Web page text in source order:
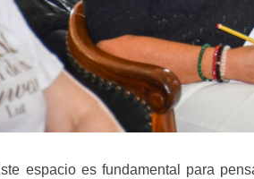
espacio es fundamental para